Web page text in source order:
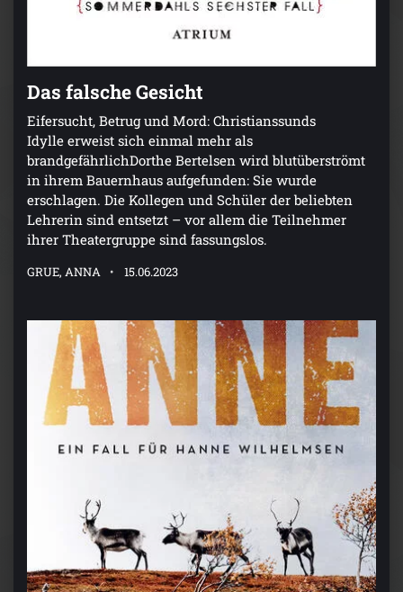
Das falsche Gesicht
Eifersucht, Betrug und Mord: Christianssunds
Idylle erweist sich einmal mehr als
brandgefährlichDorthe Bertelsen wird blutüberströmt
in ihrem Bauernhaus aufgefunden: Sie wurde
erschlagen. Die Kollegen und Schüler der beliebten
Lehrerin sind entsetzt – vor allem die Teilnehmer
ihrer Theatergruppe sind fassungslos.
GRUE, ANNA 15.06.2023